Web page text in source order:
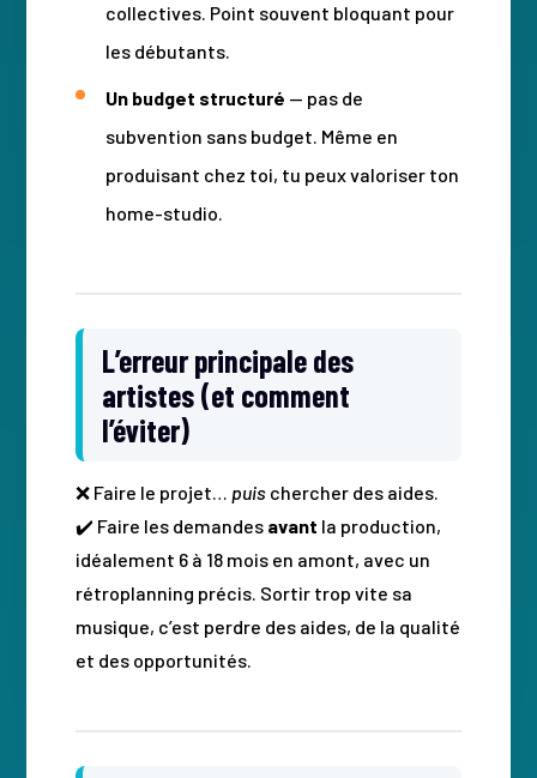
collectives. Point souvent bloquant pour
les débutants.
Un budget structuré — pas de
subvention sans budget. Même en
produisant chez toi, tu peux valoriser ton
home-studio.
L’erreur principale des
artistes (et comment
l’éviter)
❌ Faire le projet… puischercher des aides.
✔️ Faire les demandes avant la production,
idéalement 6 à 18 mois en amont, avec un
rétroplanning précis. Sortir trop vite sa
musique, c’est perdre des aides, de la qualité
et des opportunités.